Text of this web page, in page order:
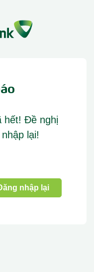
hết! Đề nghị
lại!